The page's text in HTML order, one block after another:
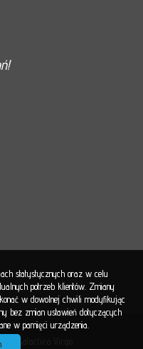
statystycznych oraz w celu
potrzeb klientów. Zmiany
w dowolnej chwili modyfikując
bez zmian ustawień dotyczących
w pamięci urządzenia.